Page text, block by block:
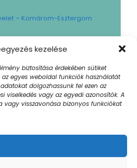
kezelése
biztosítása érdekében sütiket
az egyes weboldal funkciók használatát
dolgozhassunk fel ezen az
viselkedés vagy az egyedi azonosítók. A
vagy visszavonása bizonyos funkciókat
– Komárom-Esztergom
ügyelet – Komárom-
B.Braun
Borbála Kórház. All Rights |